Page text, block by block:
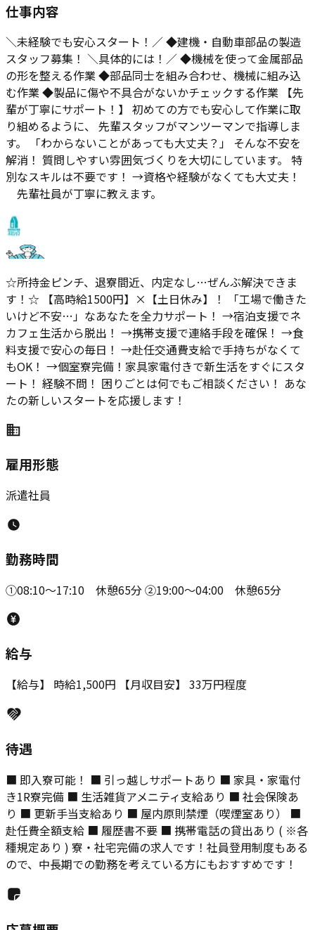
仕事内容
＼未経験でも安心スタート！／ ◆建機・自動車部品の製造
スタッフ募集！ ＼具体的には！／ ◆機械を使って金属部品
の形を整える作業 ◆部品同士を組み合わせ、機械に組み込
む作業 ◆製品に傷や不具合がないかチェックする作業 【先
輩が丁寧にサポート！】 初めての方でも安心して作業に取
り組めるように、 先輩スタッフがマンツーマンで指導しま
す。 「わからないことがあっても大丈夫？」 そんな不安を
解消！ 質問しやすい雰囲気づくりを大切にしています。 特
別なスキルは不要です！ →資格や経験がなくても大丈夫！
先輩社員が丁寧に教えます。
☆所持金ピンチ、退寮間近、内定なし…ぜんぶ解決できま
す！☆ 【高時給1500円】×【土日休み】！ 「工場で働きた
いけど不安…」なあなたを全力サポート！ →宿泊支援でネ
カフェ生活から脱出！ →携帯支援で連絡手段を確保！ →食
料支援で安心の毎日！ →赴任交通費支給で手持ちがなくて
もOK！ →個室寮完備！家具家電付きで新生活をすぐにスタ
ート！ 経験不問！ 困りごとは何でもご相談ください！ あな
たの新しいスタートを応援します！
雇用形態
派遣社員
勤務時間
①08:10～17:10 休憩65分 ➁19:00～04:00 休憩65分
給与
【給与】 時給1,500円 【月収目安】 33万円程度
待遇
■ 即入寮可能！ ■ 引っ越しサポートあり ■ 家具・家電付
き1R寮完備 ■ 生活雑貨アメニティ支給あり ■ 社会保険あ
り ■ 更新手当支給あり ■ 屋内原則禁煙（喫煙室あり） ■
赴任費全額支給 ■ 履歴書不要 ■ 携帯電話の貸出あり ( ※各
種規定あり ) 寮・社宅完備の求人です！社員登用制度もある
ので、中長期での勤務を考えている方にもおすすめです！